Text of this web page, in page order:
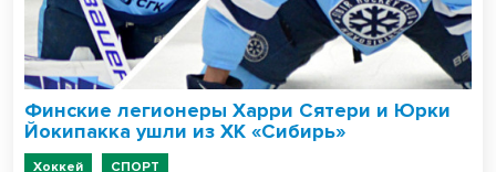
Финские легионеры Харри Сятери и Юрки
Йокипакка ушли из ХК «Сибирь»
Хоккей СПОРТ